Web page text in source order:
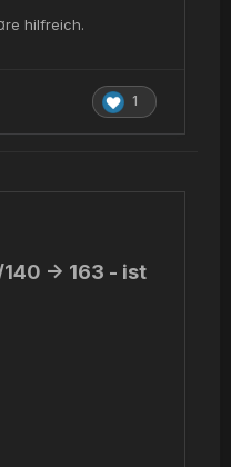
hilfreich.
1
-> 163 - ist